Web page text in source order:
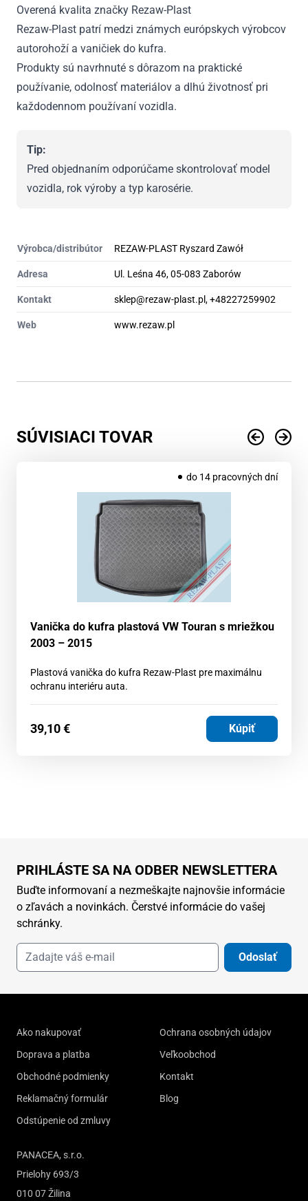
Overená kvalita značky Rezaw-Plast
Rezaw-Plast patrí medzi známych európskych výrobcov
autorohoží a vaničiek do kufra.
Produkty sú navrhnuté s dôrazom na praktické
používanie, odolnosť materiálov a dlhú životnosť pri
každodennom používaní vozidla.
Tip:
Pred objednaním odporúčame skontrolovať model
vozidla, rok výroby a typ karosérie.
Výrobca/distribútor REZAW-PLAST Ryszard Zawół
Adresa Ul. Leśna 46, 05-083 Zaborów
Kontakt sklep@rezaw-plast.pl, +48227259902
Web www.rezaw.pl
SÚVISIACI TOVAR
do 14 pracovných dní
Vanička do kufra plastová VW Touran s mriežkou
2003 – 2015
Plastová vanička do kufra Rezaw-Plast pre maximálnu
ochranu interiéru auta.
39,10€ Kúpiť
PRIHLÁSTE SA NA ODBER NEWSLETTERA
Buďte informovaní a nezmeškajte najnovšie informácie
o zľavách a novinkách. Čerstvé informácie do vašej
schránky.
Odoslať
Ako nakupovať
Doprava a platba
Obchodné podmienky
Reklamačný formulár
Odstúpenie od zmluvy
Ochrana osobných údajov
Veľkoobchod
Kontakt
Blog
PANACEA, s.r.o.
Prielohy 693/3
010 07 Žilina